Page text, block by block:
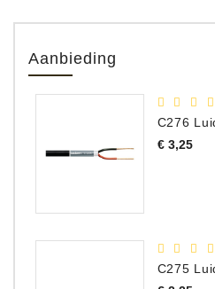
Aanbieding
€ 3,25Prijs